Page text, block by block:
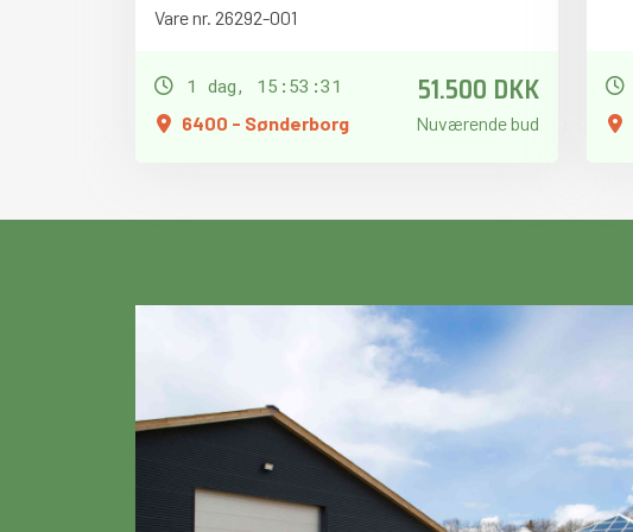
Vare nr. 26292-001
1 dag, 15:53:30
6400 - Sønderborg
51.500 DKK
Nuværende bud